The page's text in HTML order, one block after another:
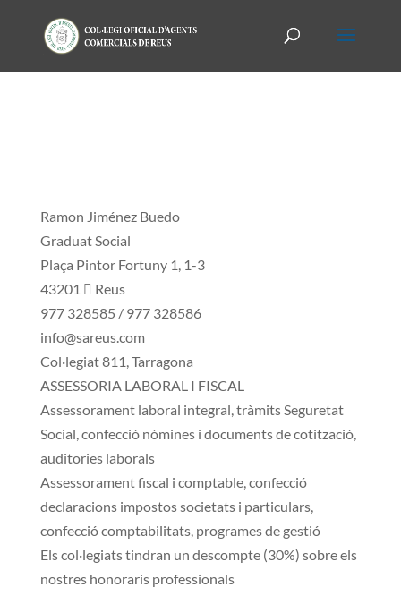
Ramon Jiménez Buedo
Graduat Social
Plaça Pintor Fortuny 1, 1-3
43201  Reus
977 328585 / 977 328586
info@sareus.com
Col·legiat 811, Tarragona
ASSESSORIA LABORAL I FISCAL
Assessorament laboral integral, tràmits Seguretat
Social, confecció nòmines i documents de cotització,
auditories laborals
Assessorament fiscal i comptable, confecció
declaracions impostos societats i particulars,
confecció comptabilitats, programes de gestió
Els col·legiats tindran un descompte (30%) sobre els
nostres honoraris professionals